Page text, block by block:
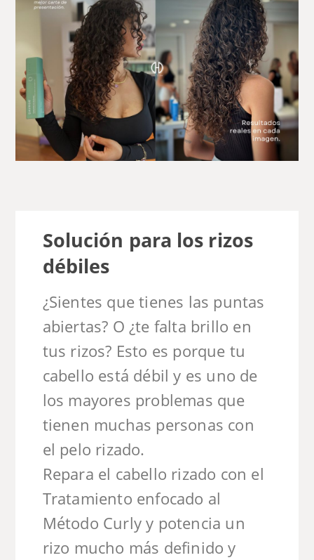
Solución para los rizos
débiles
¿Sientes que tienes las puntas
abiertas? O ¿te falta brillo en
tus rizos? Esto es porque tu
cabello está débil y es uno de
los mayores problemas que
tienen muchas personas con
el pelo rizado.
Repara el cabello rizado con el
Tratamiento enfocado al
Método Curly y potencia un
rizo mucho más definido y